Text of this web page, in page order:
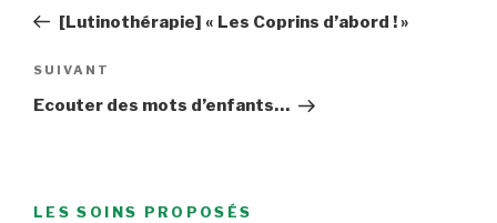
l’article
précédent
[Lutinothérapie] « Les Coprins d’abord ! »
Article
suivant
SUIVANT
Ecouter des mots d’enfants…
LES SOINS PROPOSÉS